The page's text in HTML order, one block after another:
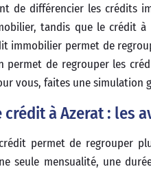
de différencier les crédits
tandis que le crédit
immobilier permet de
permet de regrouper les
vous, faites une simulation
crédit à Azerat : les
permet de regrouper
seule mensualité, une